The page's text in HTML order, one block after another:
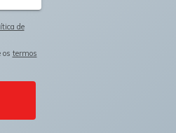
de
termos